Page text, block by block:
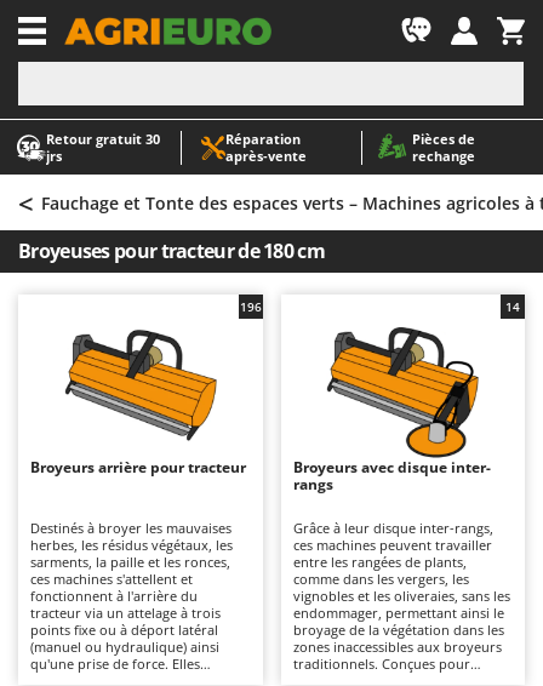
Retour gratuit 30
jrs
Réparation
après‑vente
Pièces de
rechange
-1
A
Abris de jardin
Accessoires pour tracteurs tondeuses autoportés
Aérateurs Scarificateurs pour gazon
Arracheuses de pommes de terre pour tracteur
Aspirateurs - Balais Électriques
Aspirateurs à cendres
Aspirateurs à feuilles sur roues
Aspirateurs de piscine
Atomiseurs agricoles pour tracteurs
Atomiseurs pour traitements
Autolaveuses
Autres produits
B
Balayeuses
A
AgriEuro Premium
AgriEuro TOP-LINE
AGT
Airmec
AL-KO
ALA 2000
Ama
Ambrogio Robot
Annovi Reverberi
ANTHBOT
Archman
< Fauchage et Tonte des espaces verts – Machines agricoles
Broyeuses pour tracteur de 180 cm
Broyeurs arrière pour tracteur
Destinés à broyer les mauvaises
herbes, les résidus végétaux, les
sarments, la paille et les ronces,
ces machines s'attellent et
fonctionnent à l'arrière du
tracteur via un attelage à trois
points fixe ou à déport latéral
(manuel ou hydraulique) ainsi
qu'une prise de force. Elles
196
Broyeurs avec disque inter-
rangs
Grâce à leur disque inter-rangs,
ces machines peuvent travailler
entre les rangées de plants,
comme dans les vergers, les
vignobles et les oliveraies, sans les
endommager, permettant ainsi le
broyage de la végétation dans les
zones inaccessibles aux broyeurs
traditionnels. Conçues pour
14